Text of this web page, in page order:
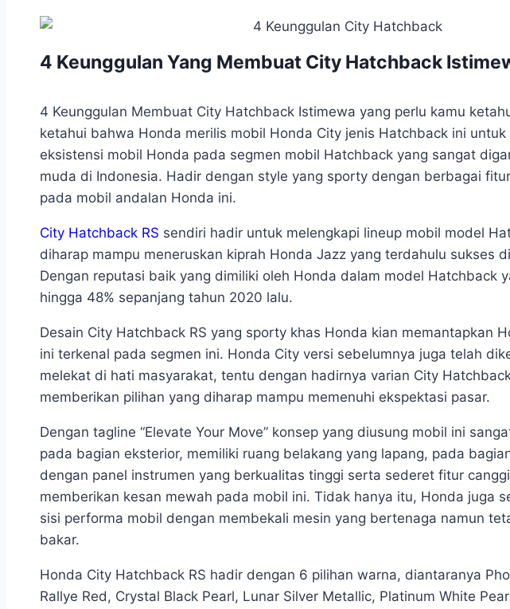
4 Keunggulan Yang Membuat City Hatchback
4 Keunggulan Membuat City Hatchback Istimewa yang perlu kamu
ketahui bahwa Honda merilis mobil Honda City jenis Hatchback ini
eksistensi mobil Honda pada segmen mobil Hatchback yang sangat
muda di Indonesia. Hadir dengan style yang sporty dengan berbagai
pada mobil andalan Honda ini.
City Hatchback RS sendiri hadir untuk melengkapi lineup mobil model
diharap mampu meneruskan kiprah Honda Jazz yang terdahulu sukses
Dengan reputasi baik yang dimiliki oleh Honda dalam model Hatchback
hingga 48% sepanjang tahun 2020 lalu.
Desain City Hatchback RS yang sporty khas Honda kian memantapkan
ini terkenal pada segmen ini. Honda City versi sebelumnya juga telah
melekat di hati masyarakat, tentu dengan hadirnya varian City
memberikan pilihan yang diharap mampu memenuhi ekspektasi pasar.
Dengan tagline “Elevate Your Move” konsep yang diusung mobil ini
pada bagian eksterior, memiliki ruang belakang yang lapang, pada
dengan panel instrumen yang berkualitas tinggi serta sederet fitur
memberikan kesan mewah pada mobil ini. Tidak hanya itu, Honda juga
sisi performa mobil dengan membekali mesin yang bertenaga namun
bakar.
Honda City Hatchback RS hadir dengan 6 pilihan warna, diantaranya
Rallye Red, Crystal Black Pearl, Lunar Silver Metallic, Platinum White